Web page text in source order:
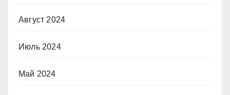
Август 2024
Июль 2024
Май 2024